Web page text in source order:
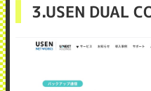
3.USEN DUAL